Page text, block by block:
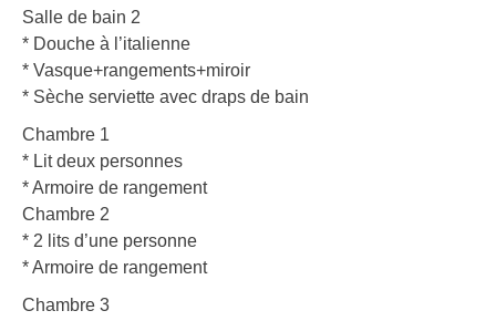
Salle de bain 2
* Douche à l’italienne
* Vasque+rangements+miroir
* Sèche serviette avec draps de bain
Chambre 1
* Lit deux personnes
* Armoire de rangement
Chambre 2
* 2 lits d’une personne
* Armoire de rangement
Chambre 3